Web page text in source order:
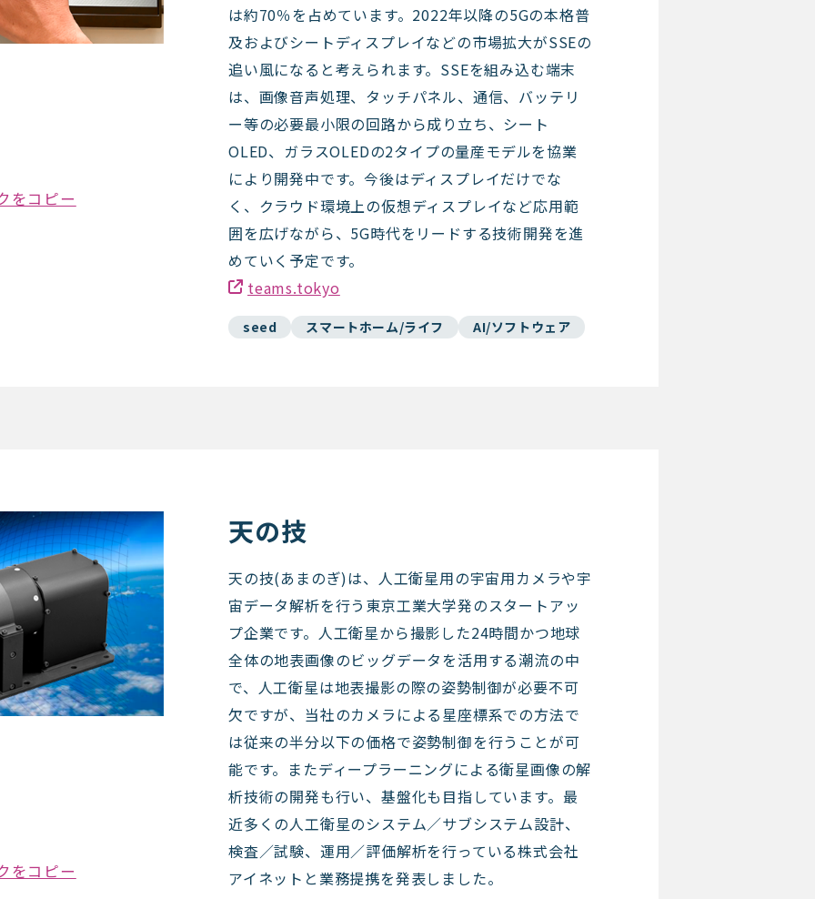
をコピー
は約70％を占めています。2022年以降の5Gの本格普
及およびシートディスプレイなどの市場拡大がSSEの
追い風になると考えられます。SSEを組み込む端末
は、画像音声処理、タッチパネル、通信、バッテリ
ー等の必要最小限の回路から成り立ち、シート
OLED、ガラスOLEDの2タイプの量産モデルを協業
により開発中です。今後はディスプレイだけでな
く、クラウド環境上の仮想ディスプレイなど応用範
囲を広げながら、5G時代をリードする技術開発を進
めていく予定です。
teams.tokyo
seed スマートホーム/ライフ AI/ソフトウェア
をコピー
天の技
天の技(あまのぎ)は、人工衛星用の宇宙用カメラや宇
宙データ解析を行う東京工業大学発のスタートアッ
プ企業です。人工衛星から撮影した24時間かつ地球
全体の地表画像のビッグデータを活用する潮流の中
で、人工衛星は地表撮影の際の姿勢制御が必要不可
欠ですが、当社のカメラによる星座標系での方法で
は従来の半分以下の価格で姿勢制御を行うことが可
能です。またディープラーニングによる衛星画像の解
析技術の開発も行い、基盤化も目指しています。最
近多くの人工衛星のシステム／サブシステム設計、
検査／試験、運用／評価解析を行っている株式会社
アイネットと業務提携を発表しました。